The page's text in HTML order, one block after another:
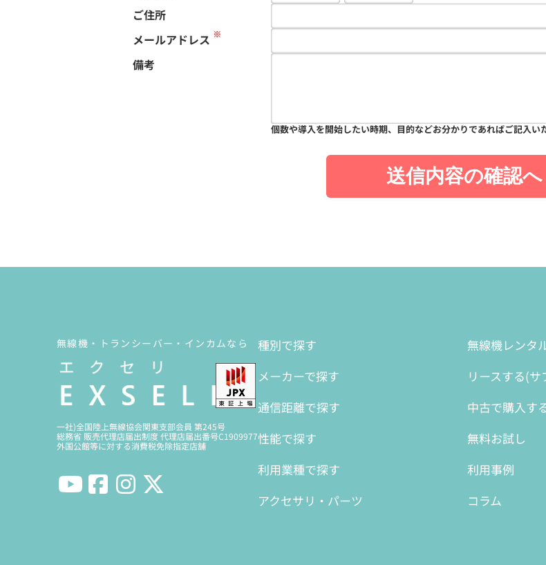
ご住所
メールアドレス ※
備考
個数や導入を開始したい時期、目的などお分かりであればご記入い
送信内容の確認へ
無線機・トランシーバー・インカムなら
一社)全国陸上無線協会関東支部会員 第245号
総務省 販売代理店届出制度 代理店届出番号C1909977
外国公館等に対する消費税免除指定店舗
種別で探す
メーカーで探す
通信距離で探す
性能で探す
利用業種で探す
アクセサリ・パーツ
無線機レンタ
リースする(サ
中古で購入す
無料お試し
利用事例
コラム